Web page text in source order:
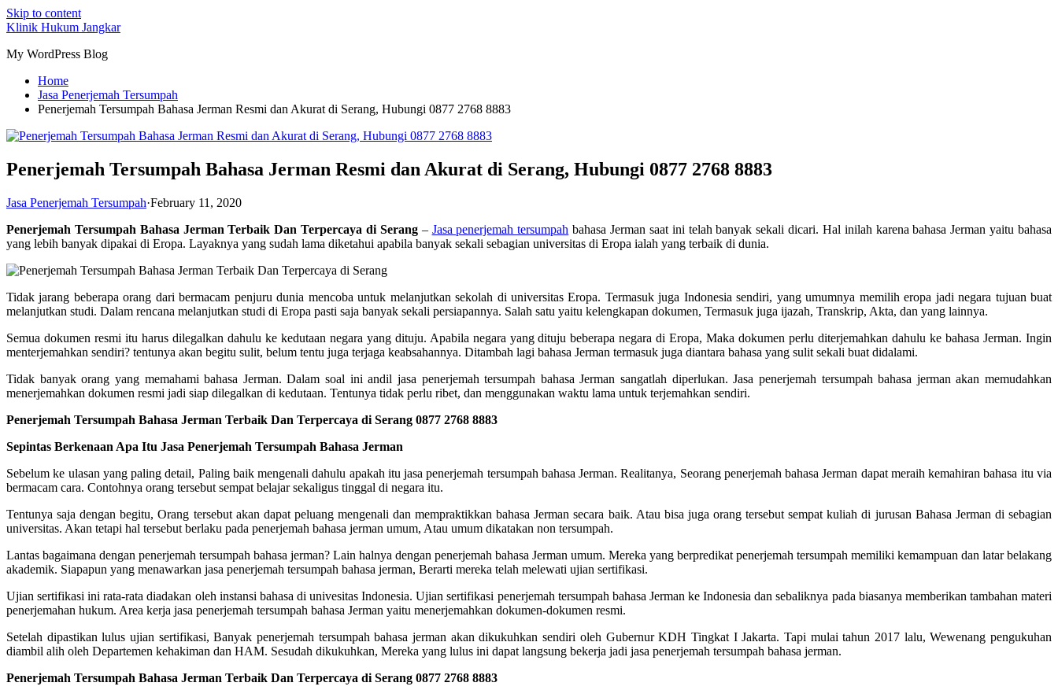
Skip to content
Klinik Hukum Jangkar
My WordPress Blog
Home
Jasa Penerjemah Tersumpah
Penerjemah Tersumpah Bahasa Jerman Resmi dan Akurat di Serang, Hubungi 0877 2768 8883
Penerjemah Tersumpah Bahasa Jerman Resmi dan Akurat di Serang, Hubungi 0877 2768 8883
Jasa Penerjemah Tersumpah·February 11, 2020
Penerjemah Tersumpah Bahasa Jerman Terbaik Dan Terpercaya di Serang – Jasa penerjemah tersumpah bahasa Jerman saat ini telah banyak sekali dicari. Hal inilah karena bahasa Jerman yaitu bahasa
yang lebih banyak dipakai di Eropa. Layaknya yang sudah lama diketahui apabila banyak sekali sebagian universitas di Eropa ialah yang terbaik di dunia.
Tidak jarang beberapa orang dari bermacam penjuru dunia mencoba untuk melanjutkan sekolah di universitas Eropa. Termasuk juga Indonesia sendiri, yang umumnya memilih eropa jadi negara tujuan buat
melanjutkan studi. Dalam rencana melanjutkan studi di Eropa pasti saja banyak sekali persiapannya. Salah satu yaitu kelengkapan dokumen, Termasuk juga ijazah, Transkrip, Akta, dan yang lainnya.
Semua dokumen resmi itu harus dilegalkan dahulu ke kedutaan negara yang dituju. Apabila negara yang dituju beberapa negara di Eropa, Maka dokumen perlu diterjemahkan dahulu ke bahasa Jerman. Ingin
menterjemahkan sendiri? tentunya akan begitu sulit, belum tentu juga terjaga keabsahannya. Ditambah lagi bahasa Jerman termasuk juga diantara bahasa yang sulit sekali buat didalami.
Tidak banyak orang yang memahami bahasa Jerman. Dalam soal ini andil jasa penerjemah tersumpah bahasa Jerman sangatlah diperlukan. Jasa penerjemah tersumpah bahasa jerman akan memudahkan
menerjemahkan dokumen resmi jadi siap dilegalkan di kedutaan. Tentunya tidak perlu ribet, dan menggunakan waktu lama untuk terjemahkan sendiri.
Penerjemah Tersumpah Bahasa Jerman Terbaik Dan Terpercaya di Serang 0877 2768 8883
Sepintas Berkenaan Apa Itu Jasa Penerjemah Tersumpah Bahasa Jerman
Sebelum ke ulasan yang paling detail, Paling baik mengenali dahulu apakah itu jasa penerjemah tersumpah bahasa Jerman. Realitanya, Seorang penerjemah bahasa Jerman dapat meraih kemahiran bahasa itu via
bermacam cara. Contohnya orang tersebut sempat belajar sekaligus tinggal di negara itu.
Tentunya saja dengan begitu, Orang tersebut akan dapat peluang mengenali dan mempraktikkan bahasa Jerman secara baik. Atau bisa juga orang tersebut sempat kuliah di jurusan Bahasa Jerman di sebagian
universitas. Akan tetapi hal tersebut berlaku pada penerjemah bahasa jerman umum, Atau umum dikatakan non tersumpah.
Lantas bagaimana dengan penerjemah tersumpah bahasa jerman? Lain halnya dengan penerjemah bahasa Jerman umum. Mereka yang berpredikat penerjemah tersumpah memiliki kemampuan dan latar belakang
akademik. Siapapun yang menawarkan jasa penerjemah tersumpah bahasa jerman, Berarti mereka telah melewati ujian sertifikasi.
Ujian sertifikasi ini rata-rata diadakan oleh instansi bahasa di univesitas Indonesia. Ujian sertifikasi penerjemah tersumpah bahasa Jerman ke Indonesia dan sebaliknya pada biasanya memberikan tambahan materi
penerjemahan hukum. Area kerja jasa penerjemah tersumpah bahasa Jerman yaitu menerjemahkan dokumen-dokumen resmi.
Setelah dipastikan lulus ujian sertifikasi, Banyak penerjemah tersumpah bahasa jerman akan dikukuhkan sendiri oleh Gubernur KDH Tingkat I Jakarta. Tapi mulai tahun 2017 lalu, Wewenang pengukuhan
diambil alih oleh Departemen kehakiman dan HAM. Sesudah dikukuhkan, Mereka yang lulus ini dapat langsung bekerja jadi jasa penerjemah tersumpah bahasa jerman.
Penerjemah Tersumpah Bahasa Jerman Terbaik Dan Terpercaya di Serang 0877 2768 8883